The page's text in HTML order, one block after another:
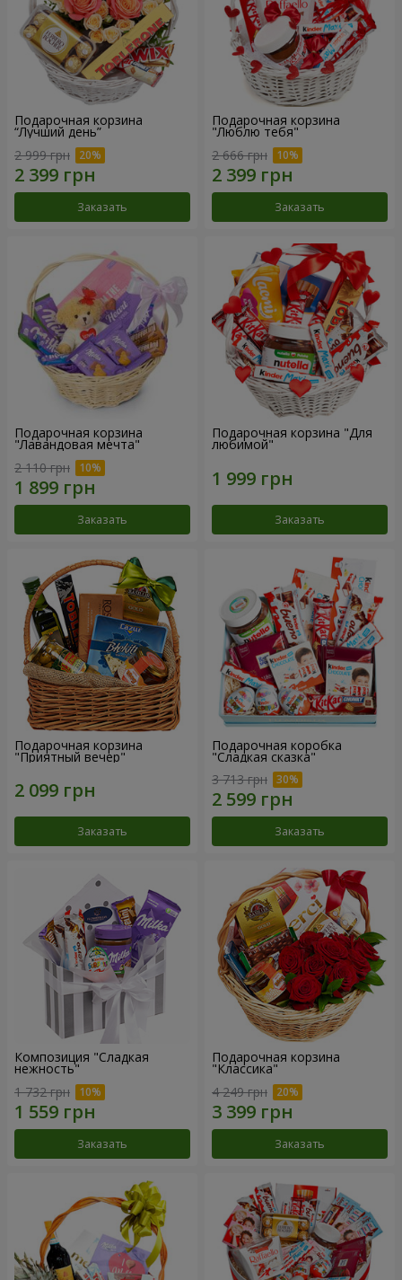
Подарочная корзина
“Лучший день”
2 999 грн
Заказать
Подарочная корзина
"Люблю тебя"
2 666 грн
Заказать
Подарочная корзина
"Лавандовая мечта"
2 110 грн
Заказать
Подарочная корзина "Для
любимой"
Заказать
Подарочная корзина
"Приятный вечер"
Заказать
Подарочная коробка
"Сладкая сказка"
3 713 грн
Заказать
Композиция "Сладкая
нежность"
1 732 грн
Заказать
Подарочная корзина
"Классика"
4 249 грн
Заказать